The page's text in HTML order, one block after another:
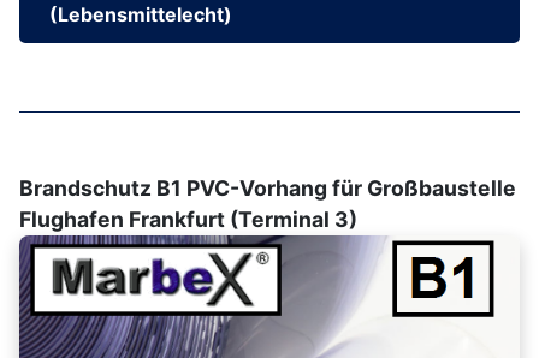
(Lebensmittelecht)
Brandschutz B1 PVC-Vorhang für Großbaustelle
Flughafen Frankfurt (Terminal 3)